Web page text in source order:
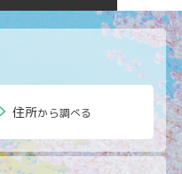
住所から調べる